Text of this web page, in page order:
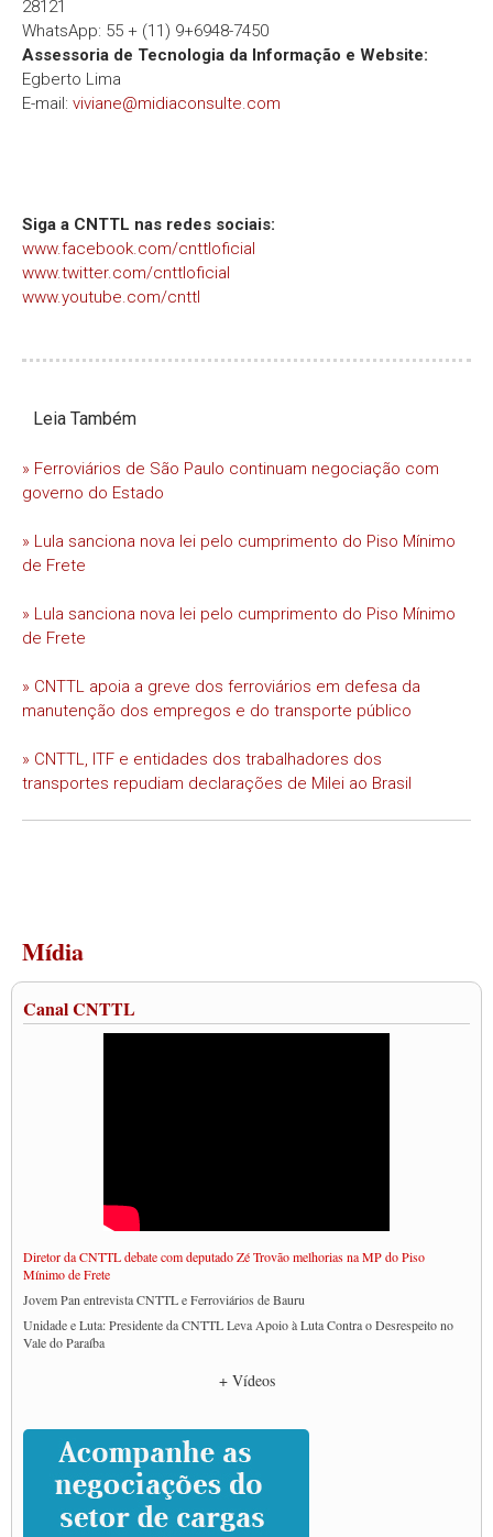
28121
WhatsApp: 55 + (11) 9+6948-7450
Assessoria de Tecnologia da Informação e Website:
Egberto Lima
E-mail: viviane@midiaconsulte.com
Siga a CNTTL nas redes sociais:
www.facebook.com/cnttloficial
www.twitter.com/cnttloficial
www.youtube.com/cnttl
Leia Também
» Ferroviários de São Paulo continuam negociação com
governo do Estado
» Lula sanciona nova lei pelo cumprimento do Piso Mínimo
de Frete
» Lula sanciona nova lei pelo cumprimento do Piso Mínimo
de Frete
» CNTTL apoia a greve dos ferroviários em defesa da
manutenção dos empregos e do transporte público
» CNTTL, ITF e entidades dos trabalhadores dos
transportes repudiam declarações de Milei ao Brasil
Mídia
Canal CNTTL
Diretor da CNTTL debate com deputado Zé Trovão melhorias na MP do Piso
Mínimo de Frete
Jovem Pan entrevista CNTTL e Ferroviários de Bauru
Unidade e Luta: Presidente da CNTTL Leva Apoio à Luta Contra o Desrespeito no
Vale do Paraíba
Caminhoneiros prometem paralisação e cobram diálogo com Lula
CNTTL e lideranças de caminhoneiros participam de debate sobre saúde nas
rodovias
Paulinho e Litti debatem política global para transporte rodoviário de cargas na
SUTCRA no Uruguai
+ Vídeos